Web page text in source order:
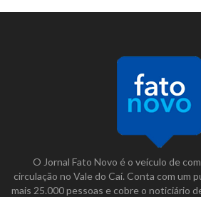
O Jornal Fato Novo é o veículo de
circulação no Vale do Caí. Conta com um
mais 25.000 pessoas e cobre o noticiário